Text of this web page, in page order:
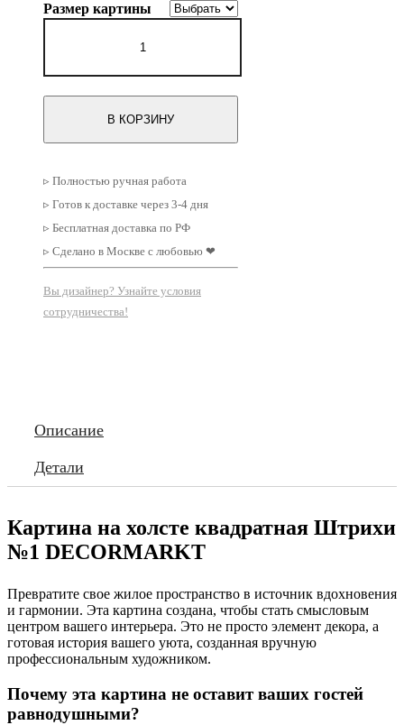
15000 ₽
35000 ₽
Размер картины
товара
на
Штрихи
№1
В КОРЗИНУ
▹ Полностью ручная работа
▹ Готов к доставке через 3-4 дня
▹ Бесплатная доставка по РФ
▹ Сделано в Москве с любовью ❤
Вы дизайнер? Узнайте условия
сотрудничества!
Описание
Детали
Картина на холсте квадратная Штрихи
№1 DECORMARKT
Превратите свое жилое пространство в источник вдохновения
и гармонии. Эта картина создана, чтобы стать смысловым
центром вашего интерьера. Это не просто элемент декора, а
готовая история вашего уюта, созданная вручную
профессиональным художником.
Почему эта картина не оставит ваших гостей
равнодушными?